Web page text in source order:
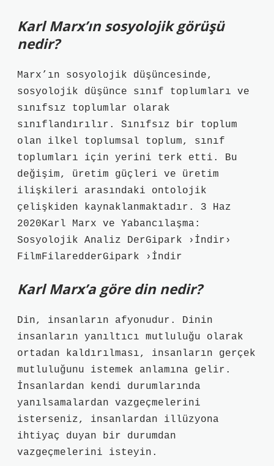
Karl Marx’ın sosyolojik görüşü
nedir?
Marx’ın sosyolojik düşüncesinde,
sosyolojik düşünce sınıf toplumları ve
sınıfsız toplumlar olarak
sınıflandırılır. Sınıfsız bir toplum
olan ilkel toplumsal toplum, sınıf
toplumları için yerini terk etti. Bu
değişim, üretim güçleri ve üretim
ilişkileri arasındaki ontolojik
çelişkiden kaynaklanmaktadır. 3 Haz
2020Karl Marx ve Yabancılaşma:
Sosyolojik Analiz DerGipark ›İndir›
FilmFilaredderGipark ›İndir
Karl Marx’a göre din nedir?
Din, insanların afyonudur. Dinin
insanların yanıltıcı mutluluğu olarak
ortadan kaldırılması, insanların gerçek
mutluluğunu istemek anlamına gelir.
İnsanlardan kendi durumlarında
yanılsamalardan vazgeçmelerini
isterseniz, insanlardan illüzyona
ihtiyaç duyan bir durumdan
vazgeçmelerini isteyin.